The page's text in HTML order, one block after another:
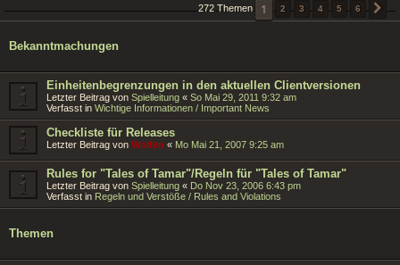
272 Themen 1 2 3 4 5 6
Bekanntmachungen
Einheitenbegrenzungen in den aktuellen Clientversionen
Letzter Beitrag von Spielleitung « So Mai 29, 2011 9:32 am
Verfasst in Wichtige Informationen / Important News
Checkliste für Releases
Letzter Beitrag von Wolfen « Mo Mai 21, 2007 9:25 am
Rules for "Tales of Tamar"/Regeln für "Tales of Tamar"
Letzter Beitrag von Spielleitung « Do Nov 23, 2006 6:43 pm
Verfasst in Regeln und Verstöße / Rules and Violations
Themen